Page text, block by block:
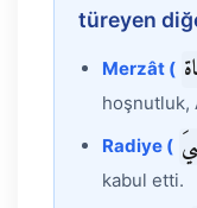
türeyen
Merzât (
hoşnutluk,
Radiye (
kabul etti.